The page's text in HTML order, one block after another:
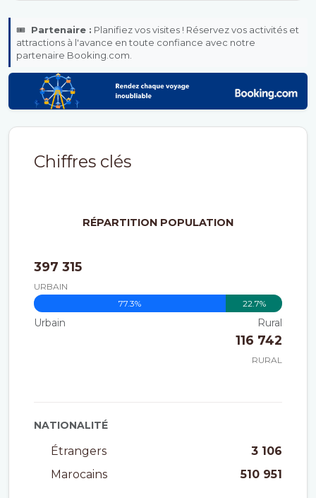
🎟️ Partenaire : Planifiez vos visites ! Réservez vos activités et
attractions à l'avance en toute confiance avec notre
partenaire Booking.com.
Chiffres clés
RÉPARTITION POPULATION
397 315
URBAIN
77.3%
22.7%
Urbain Rural
116 742
RURAL
NATIONALITÉ
Étrangers
3 106
Marocains
510 951